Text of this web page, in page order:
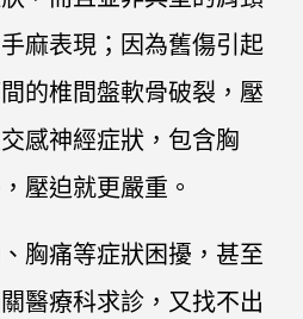
麻表現；因為舊傷引起
的椎間盤軟骨破裂，壓
感神經症狀，包含胸
壓迫就更嚴重。
胸痛等症狀困擾，甚至
醫療科求診，又找不出